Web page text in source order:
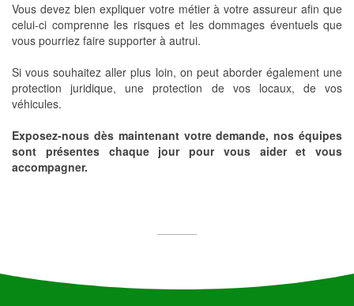
Vous devez bien expliquer votre métier à votre assureur afin que
celui-ci comprenne les risques et les dommages éventuels que
vous pourriez faire supporter à autrui.
Si vous souhaitez aller plus loin, on peut aborder également une
protection juridique, une protection de vos locaux, de vos
véhicules.
Exposez-nous dès maintenant votre demande, nos équipes
sont présentes chaque jour pour vous aider et vous
accompagner.